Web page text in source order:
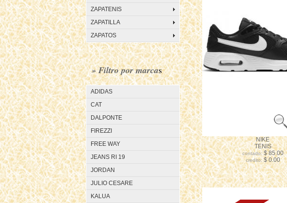
ZAPATENIS
ZAPATILLA
ZAPATOS
» Filtro por marcas
ADIDAS
CAT
DALPONTE
FIREZZI
FREE WAY
JEANS RI 19
JORDAN
JULIO CESARE
KALUA
NIKE
TENIS
contado:$ 85.00
credito: $ 0.00